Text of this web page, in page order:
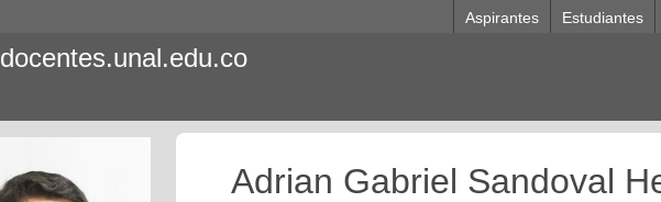
Aspirantes Estudiantes
docentes.unal.edu.co
Adrian Gabriel Sandoval